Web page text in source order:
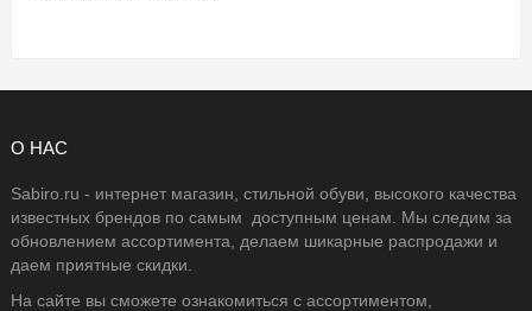
О НАС
Sabiro.ru - интернет магазин, стильной обуви, высокого качества
известных брендов по самым доступным ценам. Мы следим за
обновлением ассортимента, делаем шикарные распродажи и
даем приятные скидки.
На сайте вы сможете ознакомиться с ассортиментом,